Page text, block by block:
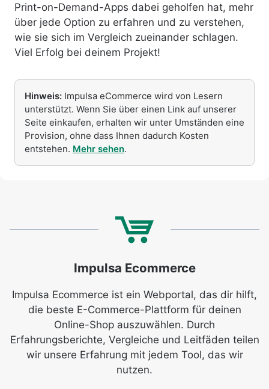
Print-on-Demand-Apps dabei geholfen hat, mehr
über jede Option zu erfahren und zu verstehen,
wie sie sich im Vergleich zueinander schlagen.
Viel Erfolg bei deinem Projekt!
Hinweis: Impulsa eCommerce wird von Lesern
unterstützt. Wenn Sie über einen Link auf unserer
Seite einkaufen, erhalten wir unter Umständen eine
Provision, ohne dass Ihnen dadurch Kosten
entstehen. Mehr sehen.
Impulsa Ecommerce
Impulsa Ecommerce ist ein Webportal, das dir hilft,
die beste E-Commerce-Plattform für deinen
Online-Shop auszuwählen. Durch
Erfahrungsberichte, Vergleiche und Leitfäden teilen
wir unsere Erfahrung mit jedem Tool, das wir
nutzen.